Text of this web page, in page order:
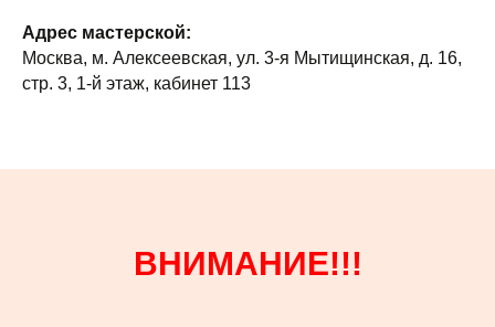
Адрес мастерской:
Москва, м. Алексеевская, ул. 3-я Мытищинская, д. 16,
стр. 3, 1-й этаж, кабинет 113
ВНИМАНИЕ!!!